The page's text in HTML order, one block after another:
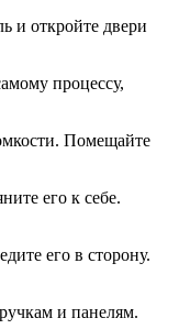
и откройте двери
процессу,
Помещайте
его к себе.
его в сторону.
и панелям.